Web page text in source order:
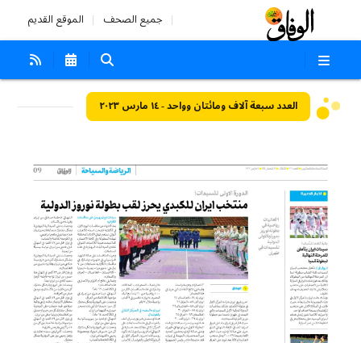
جميع الصحف الموقع القديم
العدد سبعة آلاف ومائتان وواحد - ١٤ مارس ٢٠٢٣